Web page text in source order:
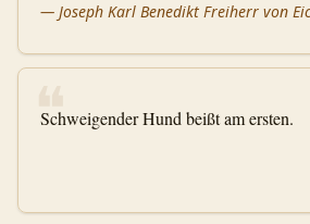
— Joseph Karl Benedikt Freiherr von
❝
Schweigender Hund beißt am ersten.